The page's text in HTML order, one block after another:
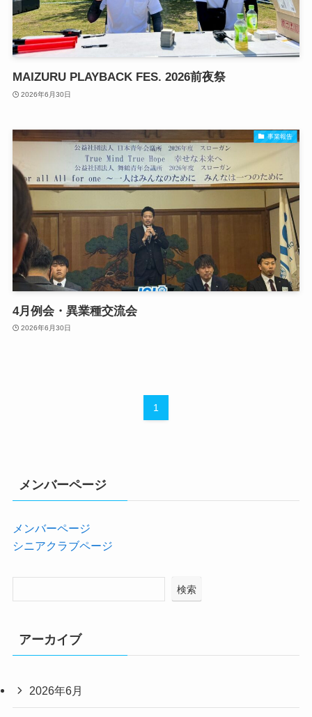
MAIZURU PLAYBACK FES. 2026前夜祭
2026年6月30日
事業報告
4月例会・異業種交流会
2026年6月30日
1
メンバーページ
メンバーページ
シニアクラブページ
検索
アーカイブ
2026年6月